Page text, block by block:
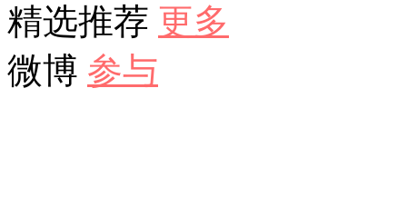
精选推荐 更多
微博 参与